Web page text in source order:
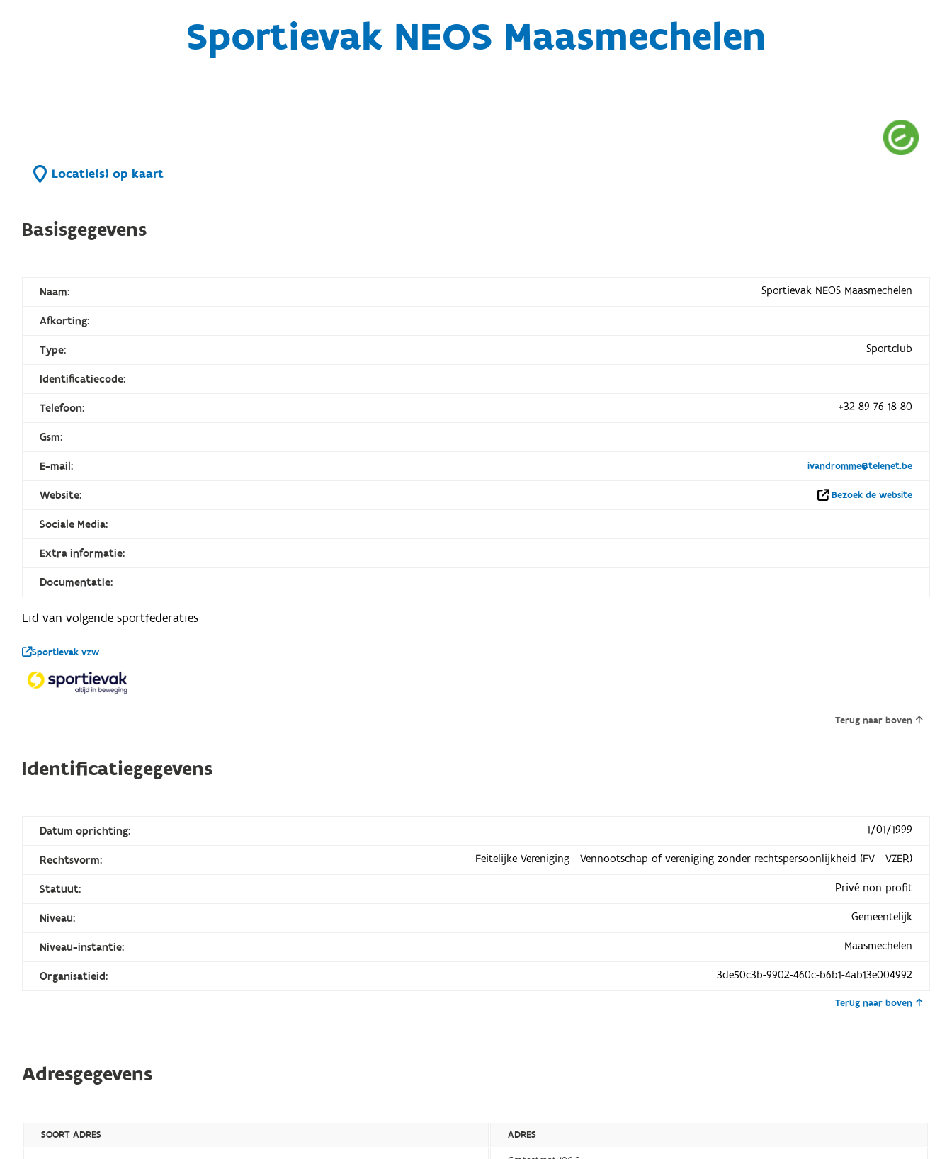
Sportievak NEOS Maasmechelen
Locatie(s) op kaart
Basisgegevens
Naam: Sportievak NEOS Maasmechelen
Afkorting:
Type: Sportclub
Identificatiecode:
Telefoon: +32 89 76 18 80
Gsm:
E-mail: ivandromme@telenet.be
Website: Bezoek de website
Sociale Media:
Extra informatie:
Documentatie:
Lid van volgende sportfederaties
Sportievak vzw
Terug naar boven
Identificatiegegevens
Datum oprichting: 1/01/1999
Rechtsvorm: Feitelijke Vereniging - Vennootschap of vereniging zonder rechtspersoonlijkheid (FV - VZER)
Statuut: Privé non-profit
Niveau: Gemeentelijk
Niveau-instantie: Maasmechelen
Organisatieid: 3de50c3b-9902-460c-b6b1-4ab13e004992
Terug naar boven
Adresgegevens
SOORT ADRES ADRES